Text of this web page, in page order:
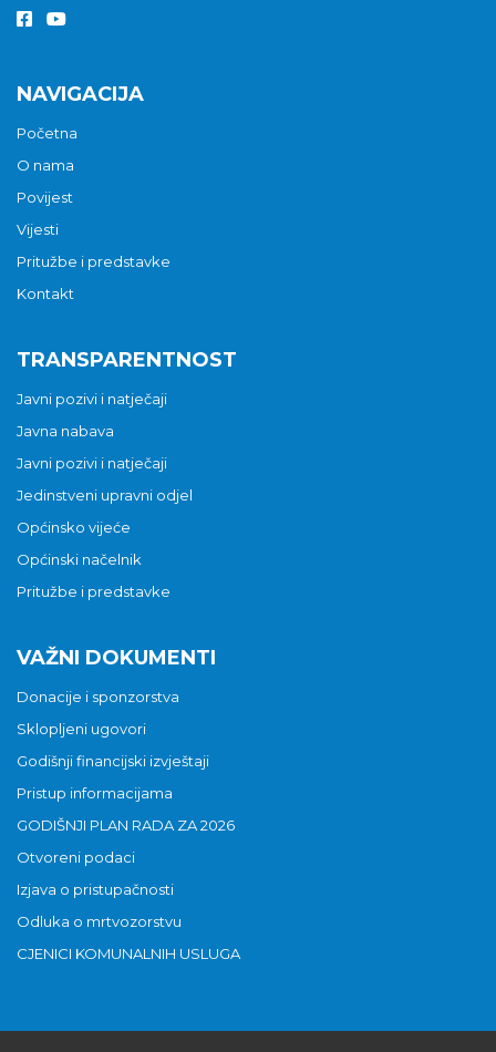
NAVIGACIJA
Početna
O nama
Povijest
Vijesti
Pritužbe i predstavke
Kontakt
TRANSPARENTNOST
Javni pozivi i natječaji
Javna nabava
Javni pozivi i natječaji
Jedinstveni upravni odjel
Općinsko vijeće
Općinski načelnik
Pritužbe i predstavke
VAŽNI DOKUMENTI
Donacije i sponzorstva
Sklopljeni ugovori
Godišnji financijski izvještaji
Pristup informacijama
GODIŠNJI PLAN RADA ZA 2026
Otvoreni podaci
Izjava o pristupačnosti
Odluka o mrtvozorstvu
CJENICI KOMUNALNIH USLUGA